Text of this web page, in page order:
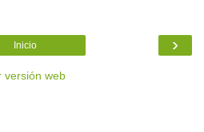
›
Inicio
versión web